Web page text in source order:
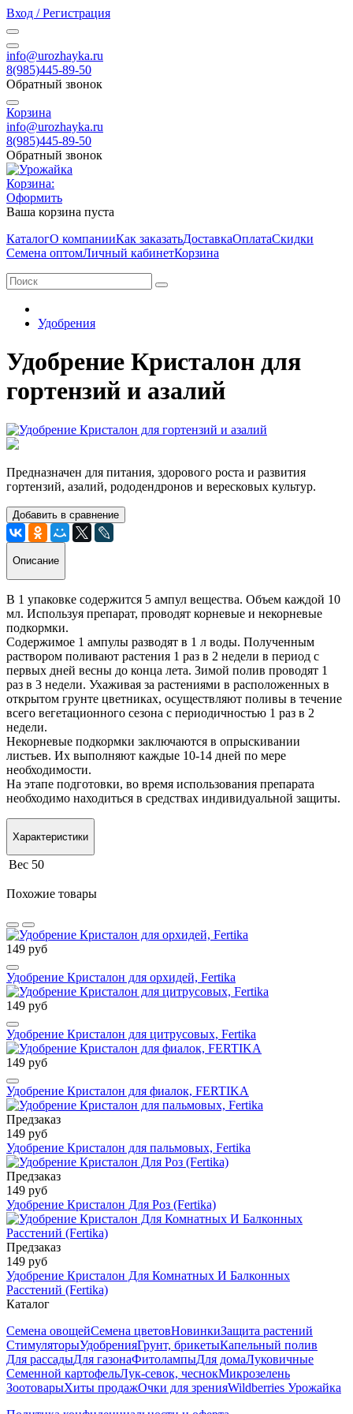
Вход / Регистрация
info@urozhayka.ru
8(985)445-89-50
Обратный звонок
Корзина
info@urozhayka.ru
8(985)445-89-50
Обратный звонок
Корзина:
Оформить
Ваша корзина пуста
КаталогО компанииКак заказатьДоставкаОплатаСкидки
Семена оптомЛичный кабинетКорзина
Удобрения
Удобрение Кристалон для
гортензий и азалий
Предназначен для питания, здорового роста и развития
гортензий, азалий, рододендронов и вересковых культур.
Добавить в сравнение
Описание
В 1 упаковке содержится 5 ампул вещества. Объем каждой 10
мл. Используя препарат, проводят корневые и некорневые
подкормки.
Содержимое 1 ампулы разводят в 1 л воды. Полученным
раствором поливают растения 1 раз в 2 недели в период с
первых дней весны до конца лета. Зимой полив проводят 1
раз в 3 недели. Ухаживая за растениями в расположенных в
открытом грунте цветниках, осуществляют поливы в течение
всего вегетационного сезона с периодичностью 1 раз в 2
недели.
Некорневые подкормки заключаются в опрыскивании
листьев. Их выполняют каждые 10-14 дней по мере
необходимости.
На этапе подготовки, во время использования препарата
необходимо находиться в средствах индивидуальной защиты.
Характеристики
Вес 50
Похожие товары
149 руб
Удобрение Кристалон для орхидей, Fertika
149 руб
Удобрение Кристалон для цитрусовых, Fertika
149 руб
Удобрение Кристалон для фиалок, FERTIKA
Предзаказ
149 руб
Удобрение Кристалон для пальмовых, Fertika
Предзаказ
149 руб
Удобрение Кристалон Для Роз (Fertika)
Предзаказ
149 руб
Удобрение Кристалон Для Комнатных И Балконных
Расстений (Fertika)
Каталог
Семена овощейСемена цветовНовинкиЗащита растений
СтимуляторыУдобренияГрунт, брикетыКапельный полив
Для рассадыДля газонаФитолампыДля домаЛуковичные
Семенной картофельЛук-севок, чеснокМикрозелень
ЗоотоварыХиты продажОчки для зренияWildberries Урожайка